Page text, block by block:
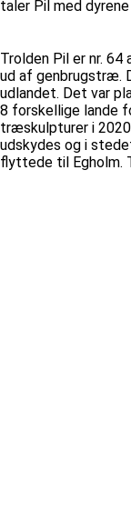
taler Pil med
Trolden Pil er nr.
ud af genbrugstræ.
udlandet. Det var
8 forskellige lande
træskulpturer i
udskydes og i
flyttede til Egholm.